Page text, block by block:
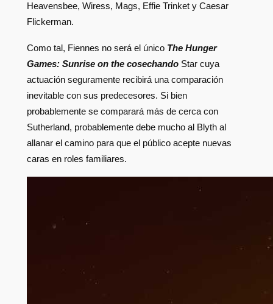
Heavensbee, Wiress, Mags, Effie Trinket y Caesar
Flickerman.
Como tal, Fiennes no será el único The Hunger
Games: Sunrise on the cosechando Star cuya
actuación seguramente recibirá una comparación
inevitable con sus predecesores. Si bien
probablemente se comparará más de cerca con
Sutherland, probablemente debe mucho al Blyth al
allanar el camino para que el público acepte nuevas
caras en roles familiares.